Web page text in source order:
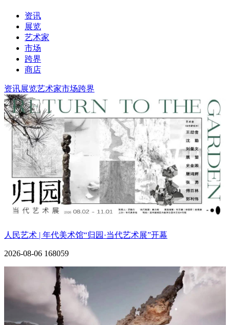
资讯
展览
艺术家
市场
跨界
商店
资讯展览艺术家市场跨界
人民艺术 | 年代美术馆“归园·当代艺术展”开幕
2026-08-06 168059